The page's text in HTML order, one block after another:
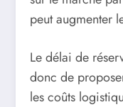
peut augmenter
Le délai de
donc de
les coûts